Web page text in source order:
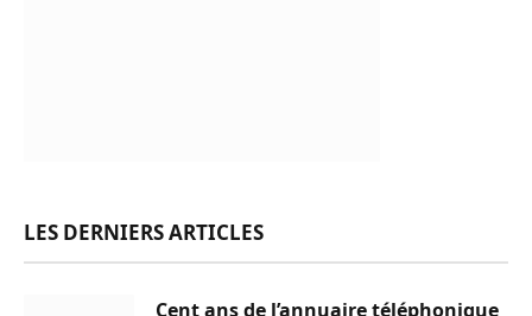
LES DERNIERS ARTICLES
Cent ans de l’annuaire téléphonique